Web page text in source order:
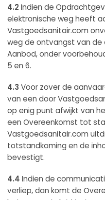
4.2Indien de
elektronische weg heeft
Vastgoedsanitair.com
weg de ontvangst van de
Aanbod, onder
5 en 6.
4.3Voor zover de
van een door
op enig punt afwijkt van
een Overeenkomst tot
Vastgoedsanitair.com
totstandkoming en de
bevestigt.
4.4 Indien de
verliep, dan komt de